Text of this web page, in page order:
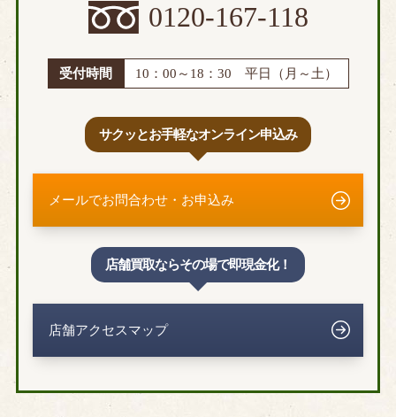
0120-167-118
受付時間 10：00～18：30 平日（月～土）
サクッとお手軽なオンライン申込み
メールでお問合わせ・お申込み
店舗買取ならその場で即現金化！
店舗アクセスマップ